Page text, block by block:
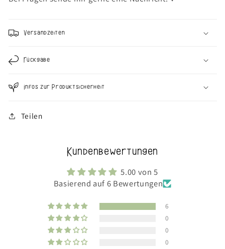
Versandzeiten
Rückgabe
Infos zur Produktsicherheit
Teilen
Kundenbewertungen
5.00 von 5
Basierend auf 6 Bewertungen
6
0
0
0